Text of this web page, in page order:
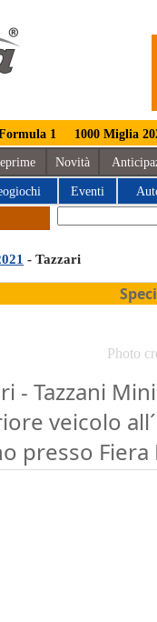
1 1000 Miglia
Novità
Eventi
- Tazzari
Photo
- Tazzani
veicolo
presso Fiera